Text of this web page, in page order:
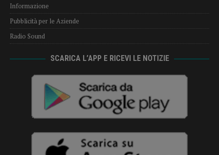
Informazione
Pubblicità per le Aziende
Radio Sound
SCARICA L’APP E RICEVI LE NOTIZIE